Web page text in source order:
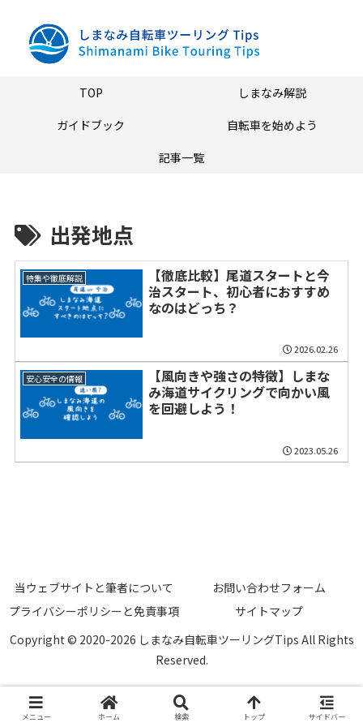
TOP
しまなみ解説
ガイドブック
自転車を始めよう
記事一覧
出発地点
特集や徹底解説
【徹底比較】尾道スタートと今
治スタート、初心者におすすめ
なのはどっち？
2026.02.26
安心安全の情報
【風向きや強さの特徴】しまな
み海道サイクリングで向かい風
を回避しよう！
2023.05.26
当ウェブサイトと筆者について
お問い合わせフォーム
プライバシーポリシーと免責事項
サイトマップ
Copyright © 2020-2026 しまなみ自転車ツーリングTips All Rights
Reserved.
メニュー ホーム 検索 トップ サイドバー